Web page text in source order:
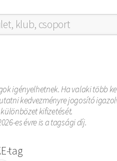
igényelhetnek. Ha valaki több
kedvezményre jogosító
kifizetését.
es évre is a tagsági díj.
tag